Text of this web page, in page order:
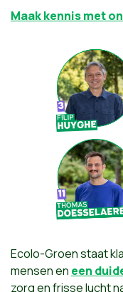
Maak kennis met
Ecolo-Groen staat
mensen en een
zorg en frisse lucht